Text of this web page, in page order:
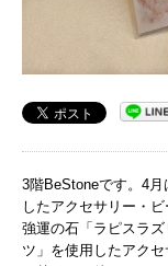
3階BeStoneです。4
したアクセサリー・
強運の石「ラピスラ
ツ」を使用したアク